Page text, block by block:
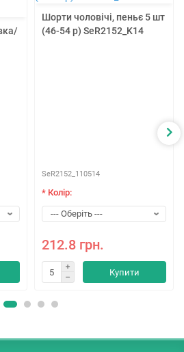
Шорти чоловічі, пеньє 5 шт
(46-54 р) SeR2152_K14
SeR2152_110514
* Колір:
212.8 грн.
Купити